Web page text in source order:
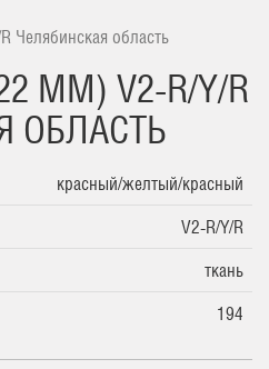
Челябинская область
ММ) V2-R/Y/R
ОБЛАСТЬ
красный/желтый/красный
V2-R/Y/R
ткань
194